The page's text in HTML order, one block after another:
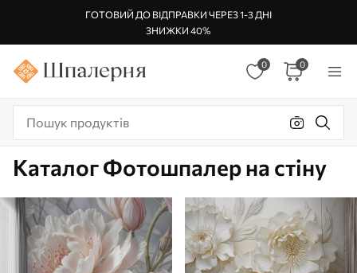
ГОТОВИЙ ДО ВІДПРАВКИ ЧЕРЕЗ 1-3 ДНІ
ЗНИЖКИ 40%
0 0
Каталог Фотошпалер на стіну